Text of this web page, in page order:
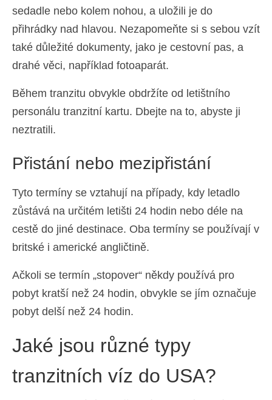
sedadle nebo kolem nohou, a uložili je do
přihrádky nad hlavou. Nezapomeňte si s sebou vzít
také důležité dokumenty, jako je cestovní pas, a
drahé věci, například fotoaparát.
Během tranzitu obvykle obdržíte od letištního
personálu tranzitní kartu. Dbejte na to, abyste ji
neztratili.
Přistání nebo mezipřistání
Tyto termíny se vztahují na případy, kdy letadlo
zůstává na určitém letišti 24 hodin nebo déle na
cestě do jiné destinace. Oba termíny se používají v
britské i americké angličtině.
Ačkoli se termín „stopover“ někdy používá pro
pobyt kratší než 24 hodin, obvykle se jím označuje
pobyt delší než 24 hodin.
Jaké jsou různé typy
tranzitních víz do USA?